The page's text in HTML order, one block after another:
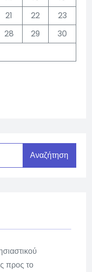
21 22
23
28 29
30
Αναζήτηση
προς το